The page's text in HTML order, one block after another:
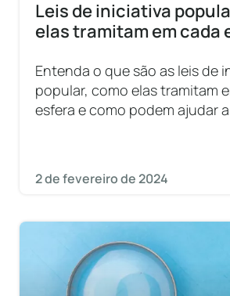
Leis de iniciativa
elas tramitam em cada
Entenda o que são as leis de
popular, como elas tramitam
esfera e como podem ajudar
2 de fevereiro de 2024